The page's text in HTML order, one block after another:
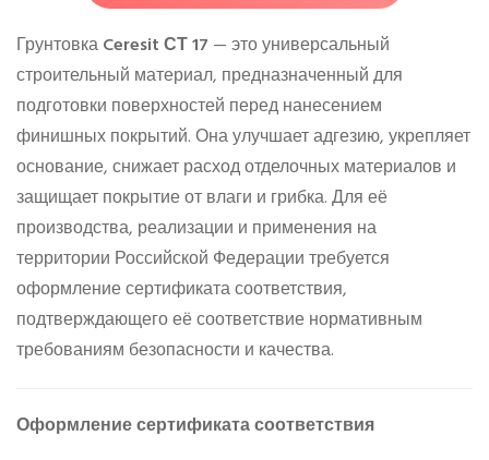
ГрунтовкаCeresit СТ 17 — это универсальный
строительный материал, предназначенный для
подготовки поверхностей перед нанесением
финишных покрытий. Она улучшает адгезию, укрепляет
основание, снижает расход отделочных материалов и
защищает покрытие от влаги и грибка. Для её
производства, реализации и применения на
территории Российской Федерации требуется
оформление сертификата соответствия,
подтверждающего её соответствие нормативным
требованиям безопасности и качества.
Оформление сертификата соответствия